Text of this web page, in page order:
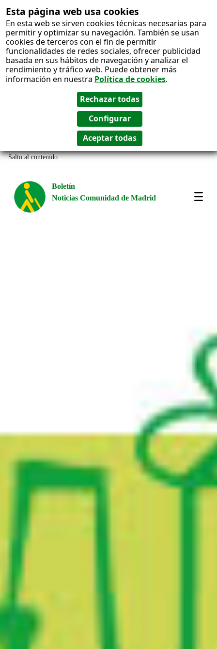
Esta página web usa cookies
En esta web se sirven cookies técnicas necesarias para
permitir y optimizar su navegación. También se usan
cookies de terceros con el fin de permitir
funcionalidades de redes sociales, ofrecer publicidad
basada en sus hábitos de navegación y analizar el
rendimiento y tráfico web. Puede obtener más
información en nuestra Política de cookies.
Salto al contenido
Boletín
Noticias Comunidad de Madrid